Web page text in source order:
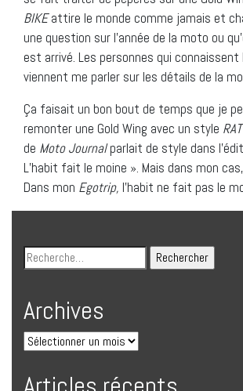
BIKEattire le monde comme jamais et
une question sur l’année de la moto ou
est arrivé. Les personnes qui
viennent me parler sur les détails de la
Ça faisait un bon bout de temps que je
remonter une Gold Wing avec un style
de Moto Journalparlait de style dans
L’habit fait le moine ». Mais dans mon
Dans mon Egotrip, l’habit ne fait pas le
Archives